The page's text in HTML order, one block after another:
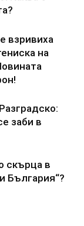
взривиха
на
заби в
скърца в
България“?